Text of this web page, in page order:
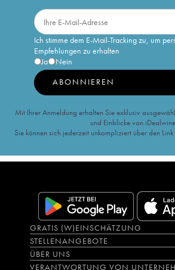
Ich stimme dem E-Mail-Tracking zu, um
Empfehlungen zu erhalten
Ja
Nein
ABONNIEREN
Mit Ihrer Anmeldung erhalten Sie exklusiv
und Einblicke von
Sie können sich jederzeit unkompliziert über den
GRATIS (W)EINSCHÄTZUNG
STELLENANGEBOTE
ÜBER UNS
VERANTWORTUNG VON